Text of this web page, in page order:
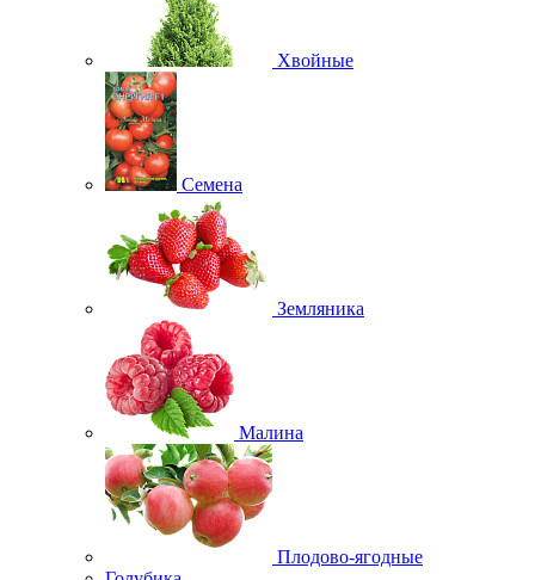
Хвойные
Семена
Земляника
Малина
Плодово-ягодные